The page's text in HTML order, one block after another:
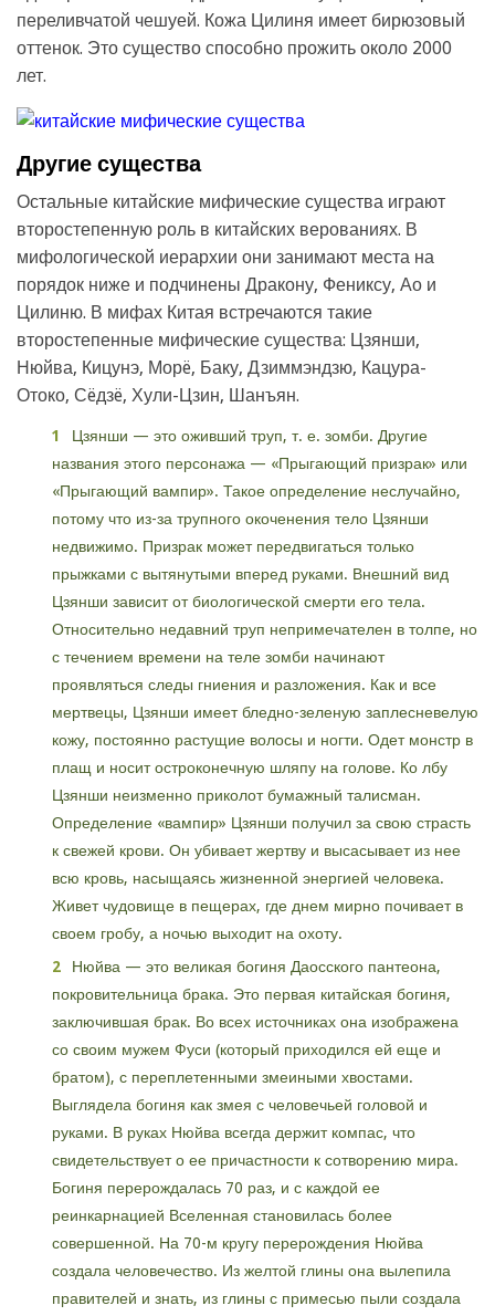
переливчатой чешуей. Кожа Цилиня имеет бирюзовый
оттенок. Это существо способно прожить около 2000
лет.
Другие существа
Остальные китайские мифические существа играют
второстепенную роль в китайских верованиях. В
мифологической иерархии они занимают места на
порядок ниже и подчинены Дракону, Фениксу, Ао и
Цилиню. В мифах Китая встречаются такие
второстепенные мифические существа: Цзянши,
Нюйва, Кицунэ, Морë, Баку, Дзиммэндзю, Кацура-
Отоко, Сëдзë, Хули-Цзин, Шанъян.
Цзянши — это оживший труп, т. е. зомби. Другие
названия этого персонажа — «Прыгающий призрак» или
«Прыгающий вампир». Такое определение неслучайно,
потому что из-за трупного окоченения тело Цзянши
недвижимо. Призрак может передвигаться только
прыжками с вытянутыми вперед руками. Внешний вид
Цзянши зависит от биологической смерти его тела.
Относительно недавний труп непримечателен в толпе, но
с течением времени на теле зомби начинают
проявляться следы гниения и разложения. Как и все
мертвецы, Цзянши имеет бледно-зеленую заплесневелую
кожу, постоянно растущие волосы и ногти. Одет монстр в
плащ и носит остроконечную шляпу на голове. Ко лбу
Цзянши неизменно приколот бумажный талисман.
Определение «вампир» Цзянши получил за свою страсть
к свежей крови. Он убивает жертву и высасывает из нее
всю кровь, насыщаясь жизненной энергией человека.
Живет чудовище в пещерах, где днем мирно почивает в
своем гробу, а ночью выходит на охоту.
Нюйва — это великая богиня Даосского пантеона,
покровительница брака. Это первая китайская богиня,
заключившая брак. Во всех источниках она изображена
со своим мужем Фуси (который приходился ей еще и
братом), с переплетенными змеиными хвостами.
Выглядела богиня как змея с человечьей головой и
руками. В руках Нюйва всегда держит компас, что
свидетельствует о ее причастности к сотворению мира.
Богиня перерождалась 70 раз, и с каждой ее
реинкарнацией Вселенная становилась более
совершенной. На 70-м кругу перерождения Нюйва
создала человечество. Из желтой глины она вылепила
правителей и знать, из глины с примесью пыли создала